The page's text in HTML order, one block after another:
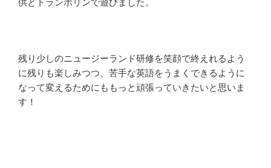
供とトランポリンで遊びました。
残り少しのニュージーランド研修を笑顔で終えれるよう
に残りも楽しみつつ、苦手な英語をうまくできるように
なって変えるためにももっと頑張っていきたいと思いま
す！